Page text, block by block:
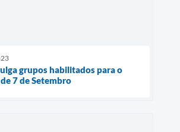
grupos habilitados para o
7 de Setembro